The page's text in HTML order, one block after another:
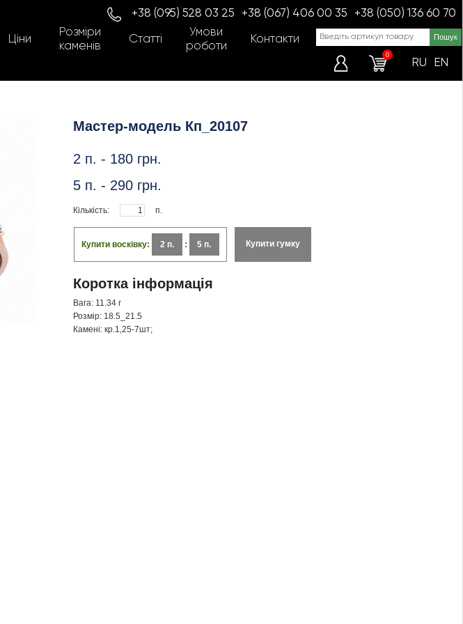
Ціни
Розміри
каменів
Статті
Умови
роботи
Контакти
+38 (095) 528 03 25 +38 (067) 406 00 35 +38 (050) 136 60 70
0
RU EN
Мастер-модель Кп_20107
2 п. - 180 грн.
5 п. - 290 грн.
Кількість: п.
Купити восківку: 2 п. : 5 п. Купити гумку
Коротка інформація
Вага: 11.34 г
Розмір: 18.5_21.5
Камені: кр.1,25-7шт;